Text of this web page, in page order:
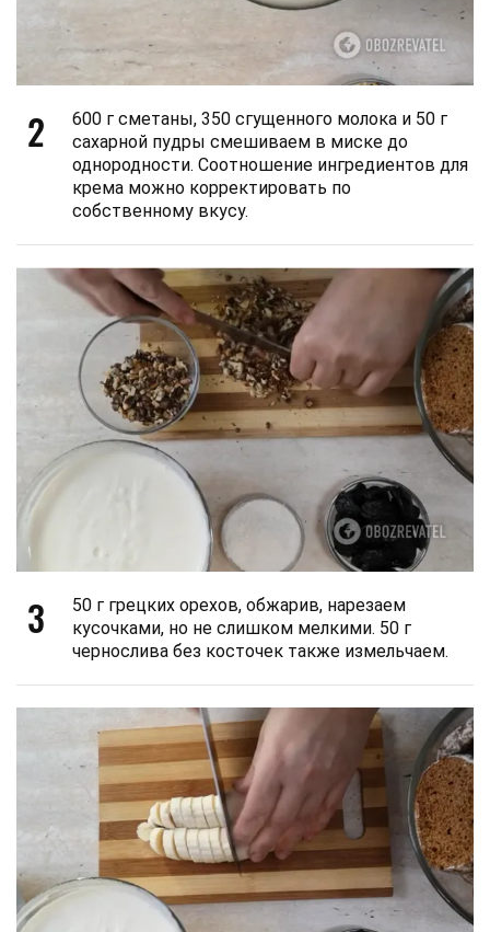
2
600 г сметаны, 350 сгущенного молока и 50 г
сахарной пудры смешиваем в миске до
однородности. Соотношение ингредиентов для
крема можно корректировать по
собственному вкусу.
3
50 г грецких орехов, обжарив, нарезаем
кусочками, но не слишком мелкими. 50 г
чернослива без косточек также измельчаем.